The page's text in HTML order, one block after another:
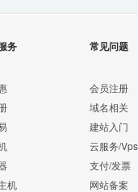
务
机
常见问题
会员注册
域名相关
建站入门
云服务/Vps
支付/发票
网站备案